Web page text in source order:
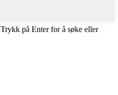
Trykk på Enter for å søke eller